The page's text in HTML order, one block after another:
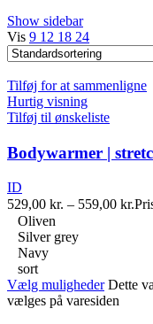
Show sidebar
Vis 9 12 18 24
Tilføj for at sammenligne
Hurtig visning
Tilføj til ønskeliste
Bodywarmer |
ID
529,00 kr. – 559,00 kr.
Oliven
Silver grey
Navy
sort
Vælg muligheder Dette
vælges på varesiden